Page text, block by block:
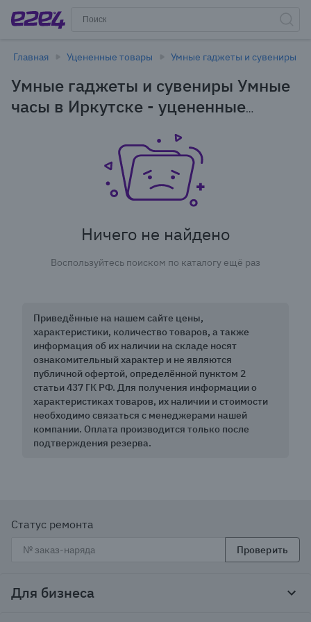
Главная Уцененные товары Умные гаджеты и сувениры
Умные гаджеты и сувениры Умные
часы в Иркутске - уцененные
Ничего не найдено
Воспользуйтесь поиском по каталогу ещё раз
Приведённые на нашем сайте цены,
характеристики, количество товаров, а также
информация об их наличии на складе носят
ознакомительный характер и не являются
публичной офертой, определённой пунктом 2
статьи 437 ГК РФ. Для получения информации о
характеристиках товаров, их наличии и стоимости
необходимо связаться с менеджерами нашей
компании. Оплата производится только после
подтверждения резерва.
Статус ремонта
Проверить
Для бизнеса